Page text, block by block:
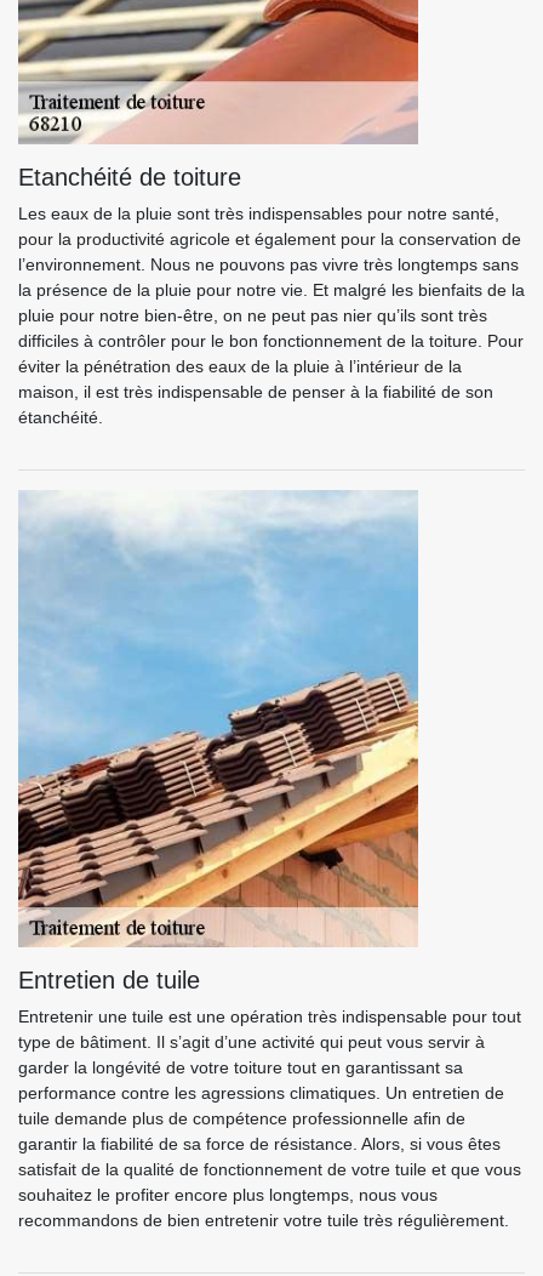
Etanchéité de toiture
Les eaux de la pluie sont très indispensables pour notre santé,
pour la productivité agricole et également pour la conservation de
l’environnement. Nous ne pouvons pas vivre très longtemps sans
la présence de la pluie pour notre vie. Et malgré les bienfaits de la
pluie pour notre bien-être, on ne peut pas nier qu’ils sont très
difficiles à contrôler pour le bon fonctionnement de la toiture. Pour
éviter la pénétration des eaux de la pluie à l’intérieur de la
maison, il est très indispensable de penser à la fiabilité de son
étanchéité.
Entretien de tuile
Entretenir une tuile est une opération très indispensable pour tout
type de bâtiment. Il s’agit d’une activité qui peut vous servir à
garder la longévité de votre toiture tout en garantissant sa
performance contre les agressions climatiques. Un entretien de
tuile demande plus de compétence professionnelle afin de
garantir la fiabilité de sa force de résistance. Alors, si vous êtes
satisfait de la qualité de fonctionnement de votre tuile et que vous
souhaitez le profiter encore plus longtemps, nous vous
recommandons de bien entretenir votre tuile très régulièrement.